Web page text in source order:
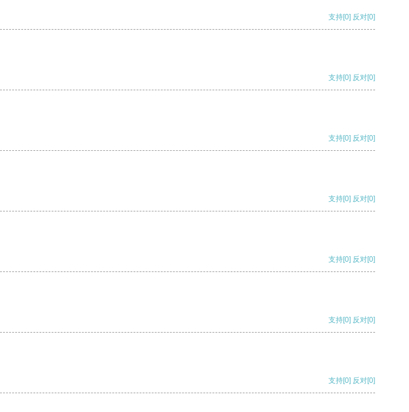
支持[0] 反对[0]
支持[0] 反对[0]
支持[0] 反对[0]
支持[0] 反对[0]
支持[0] 反对[0]
支持[0] 反对[0]
支持[0] 反对[0]